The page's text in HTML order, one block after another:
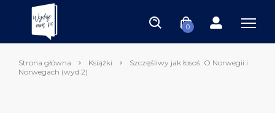
0
Strona główna Książki
Szczęśliwy jak łosoś. O Norwegii i
Norwegach (wyd.2)